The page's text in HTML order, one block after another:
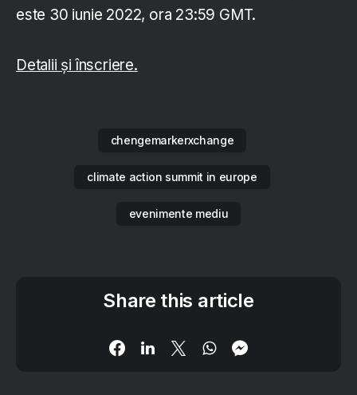
este 30 iunie 2022, ora 23:59 GMT.
Detalii și înscriere.
chengemarkerxchange
climate action summit in europe
evenimente mediu
Share this article